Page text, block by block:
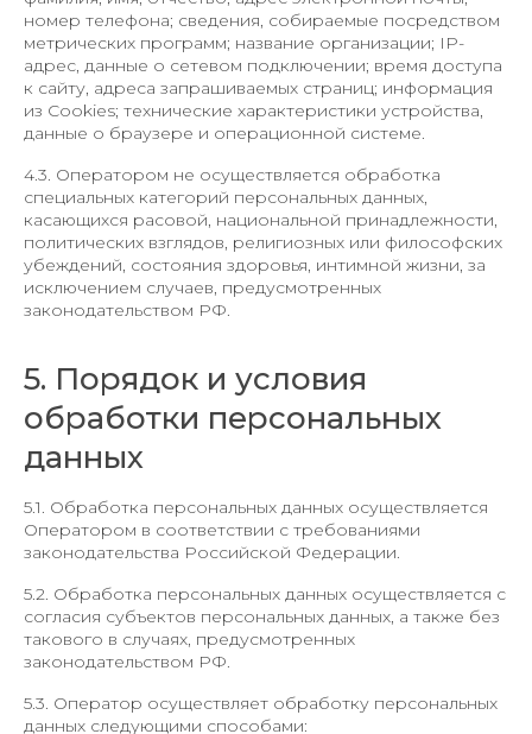
номер телефона; сведения, собираемые посредством
метрических программ; название организации; IP-
адрес, данные о сетевом подключении; время доступа
к сайту, адреса запрашиваемых страниц; информация
из Cookies; технические характеристики устройства,
данные о браузере и операционной системе.
4.3. Оператором не осуществляется обработка
специальных категорий персональных данных,
касающихся расовой, национальной принадлежности,
политических взглядов, религиозных или философских
убеждений, состояния здоровья, интимной жизни, за
исключением случаев, предусмотренных
законодательством РФ.
5. Порядок и условия
обработки персональных
данных
5.1. Обработка персональных данных осуществляется
Оператором в соответствии с требованиями
законодательства Российской Федерации.
5.2. Обработка персональных данных осуществляется с
согласия субъектов персональных данных, а также без
такового в случаях, предусмотренных
законодательством РФ.
5.3. Оператор осуществляет обработку персональных
данных следующими способами: